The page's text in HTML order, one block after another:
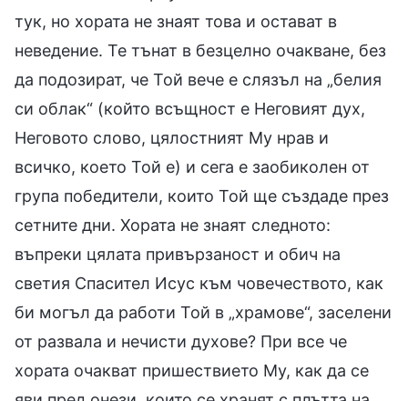
тук, но хората не знаят това и остават в
неведение. Те тънат в безцелно очакване, без
да подозират, че Той вече е слязъл на „белия
си облак“ (който всъщност е Неговият дух,
Неговото слово, цялостният Му нрав и
всичко, което Той е) и сега е заобиколен от
група победители, които Той ще създаде през
сетните дни. Хората не знаят следното:
въпреки цялата привързаност и обич на
светия Спасител Исус към човечеството, как
би могъл да работи Той в „храмове“, заселени
от развала и нечисти духове? При все че
хората очакват пришествието Му, как да се